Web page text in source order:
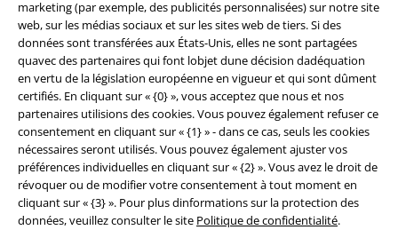
marketing (par exemple, des publicités personnalisées) sur notre site
web, sur les médias sociaux et sur les sites web de tiers. Si des
données sont transférées aux États-Unis, elles ne sont partagées
quavec des partenaires qui font lobjet dune décision dadéquation
en vertu de la législation européenne en vigueur et qui sont dûment
certifiés. En cliquant sur « {0} », vous acceptez que nous et nos
partenaires utilisions des cookies. Vous pouvez également refuser ce
consentement en cliquant sur « {1} » - dans ce cas, seuls les cookies
nécessaires seront utilisés. Vous pouvez également ajuster vos
préférences individuelles en cliquant sur « {2} ». Vous avez le droit de
révoquer ou de modifier votre consentement à tout moment en
cliquant sur « {3} ». Pour plus dinformations sur la protection des
données, veuillez consulter le site Politique de confidentialité.
Conditions générales
Clauses de confidentialité
Élimination des déchets et protection de l'environnement
Déclaration de Conformité
Informations sur l'accessibilité